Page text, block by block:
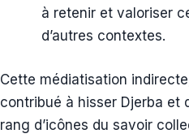
à retenir et valoriser
d’autres contextes.
Cette médiatisation
contribué à hisser Djerba et
rang d’icônes du savoir